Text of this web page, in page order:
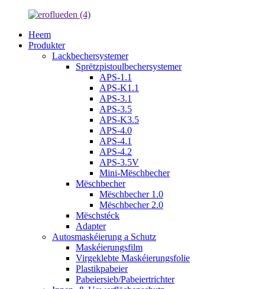
Heem
Produkter
Lackbechersystemer
Sprëtzpistoulbechersystemer
APS-1.1
APS-K1.1
APS-3.1
APS-3.5
APS-K3.5
APS-4.0
APS-4.1
APS-4.2
APS-3.5V
Mini-Mëschbecher
Mëschbecher
Mëschbecher 1.0
Mëschbecher 2.0
Mëschstéck
Adapter
Autosmaskéierung a Schutz
Maskéierungsfilm
Virgeklebte Maskéierungsfolie
Plastikpabeier
Pabeiersieb/Pabeiertrichter